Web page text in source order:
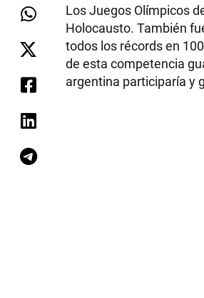
Los Juegos Olímpicos
Holocausto. También
todos los récords en
de esta competencia
argentina participaría y